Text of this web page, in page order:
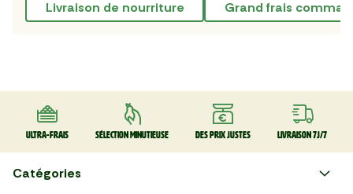
livraison de nourriture grand frais
Ultra-frais Sélection minutieuse Des prix justes Livraison 7J/7
Catégories